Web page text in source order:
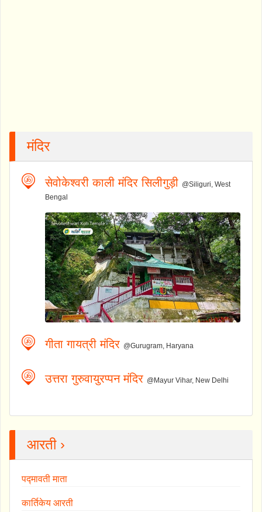
मंदिर
सेवोकेश्वरी काली मंदिर सिलीगुड़ी @Siliguri, West
Bengal
गीता गायत्री मंदिर @Gurugram, Haryana
उत्तरा गुरुवायुरप्पन मंदिर @Mayur Vihar, New Delhi
आरती ›
पद्मावती माता
कार्तिकेय आरती